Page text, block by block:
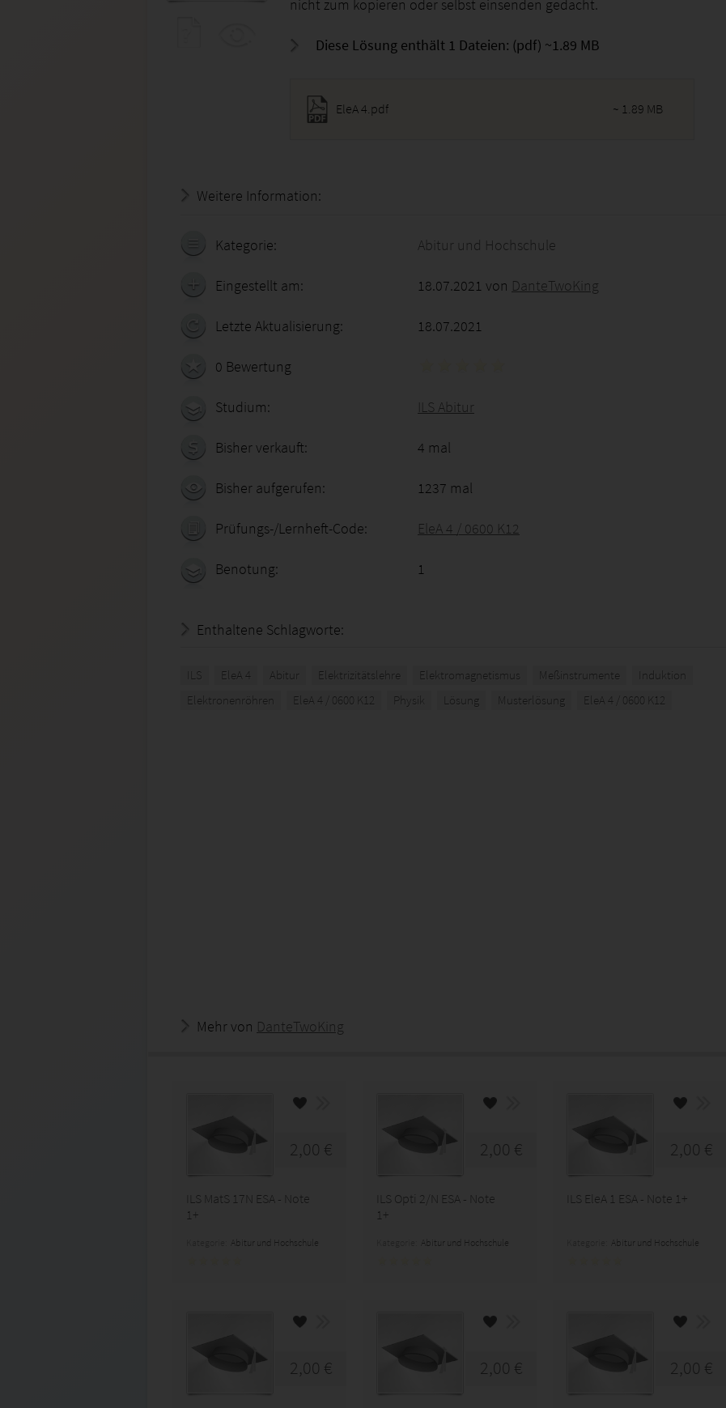
nicht zum kopieren oder selbst einsenden gedacht.
Diese Lösung enthält 1 Dateien: (pdf) ~1.89 MB
EleA 4.pdf ~ 1.89 MB
Weitere Information:
Kategorie: Abitur und Hochschule
Eingestellt am: 18.07.2021 von DanteTwoKing
Letzte Aktualisierung: 18.07.2021
0 Bewertung
Studium: ILS Abitur
Bisher verkauft: 4 mal
Bisher aufgerufen: 1237 mal
Prüfungs-/Lernheft-Code: EleA 4 / 0600 K12
Benotung: 1
Enthaltene Schlagworte:
ILS EleA 4 Abitur Elektrizitätslehre Elektromagnetismus Meßinstrumente
Induktion
Elektronenröhren
EleA 4 / 0600 K12 Physik Lösung Musterlösung EleA 4 / 0600 K12
Mehr von DanteTwoKing
2,00 €
ILS MatS 17N ESA - Note
1+
Abitur und Hochschule
2,00 €
ILS Opti 2/N ESA - Note
1+
Abitur und Hochschule
2,00 €
ILS EleA 1 ESA - Note 1+
Abitur und Hochschule
2,00 € 2,00 € 2,00 €